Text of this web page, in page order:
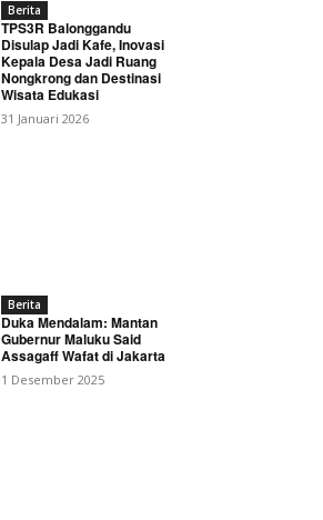
Berita
TPS3R Balonggandu
Disulap Jadi Kafe, Inovasi
Kepala Desa Jadi Ruang
Nongkrong dan Destinasi
Wisata Edukasi
31 Januari 2026
Berita
Duka Mendalam: Mantan
Gubernur Maluku Said
Assagaff Wafat di Jakarta
1 Desember 2025